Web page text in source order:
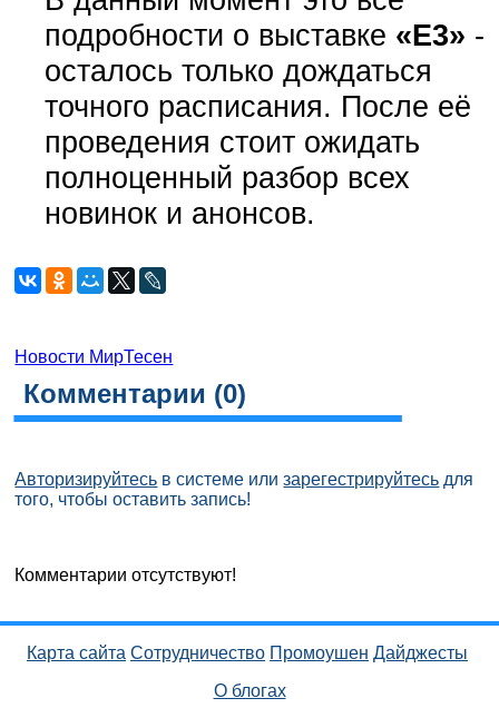
подробности о выставке «E3» -
осталось только дождаться
точного расписания. После её
проведения стоит ожидать
полноценный разбор всех
новинок и анонсов.
Новости МирТесен
Комментарии (0)
Авторизируйтесь в системе илизарегестрируйтесь для
того, чтобы оставить запись!
Комментарии отсутствуют!
Карта сайта Сотрудничество Промоушен Дайджесты
О блогах